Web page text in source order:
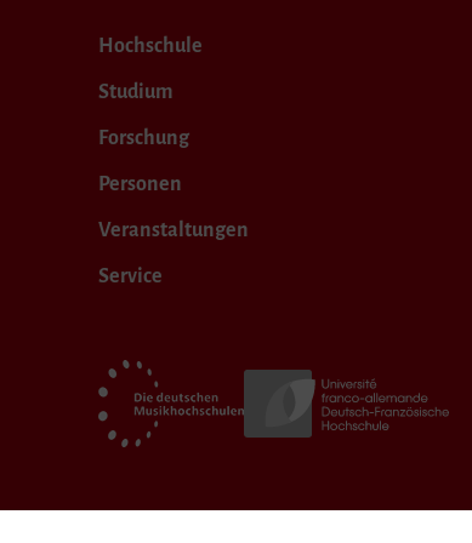
Hochschule
Studium
Forschung
Personen
Veranstaltungen
Service